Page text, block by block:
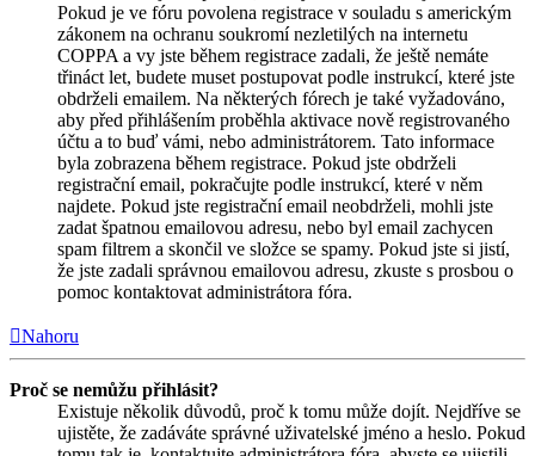
Pokud je ve fóru povolena registrace v souladu s americkým
zákonem na ochranu soukromí nezletilých na internetu
COPPA a vy jste během registrace zadali, že ještě nemáte
třináct let, budete muset postupovat podle instrukcí, které jste
obdrželi emailem. Na některých fórech je také vyžadováno,
aby před přihlášením proběhla aktivace nově registrovaného
účtu a to buď vámi, nebo administrátorem. Tato informace
byla zobrazena během registrace. Pokud jste obdrželi
registrační email, pokračujte podle instrukcí, které v něm
najdete. Pokud jste registrační email neobdrželi, mohli jste
zadat špatnou emailovou adresu, nebo byl email zachycen
spam filtrem a skončil ve složce se spamy. Pokud jste si jistí,
že jste zadali správnou emailovou adresu, zkuste s prosbou o
pomoc kontaktovat administrátora fóra.
Nahoru
Proč se nemůžu přihlásit?
Existuje několik důvodů, proč k tomu může dojít. Nejdříve se
ujistěte, že zadáváte správné uživatelské jméno a heslo. Pokud